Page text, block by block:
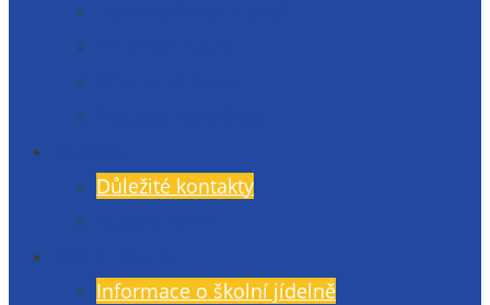
Důležité kontakty
Informace o školní jídelně